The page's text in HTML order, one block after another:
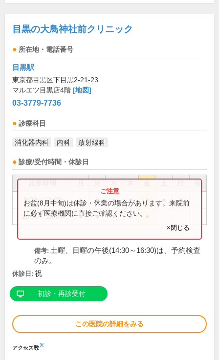
目黒の大鳥神社前クリニック
所在地・電話番号
目黒駅
東京都目黒区下目黒2-21-23
マルエツ目黒店4階 [地図]
03-3779-7736
診療科目
消化器内科 内科 放射線科
診療/受付時間・休診日
祝
9:00～13:00 ● ● ● ● ● ●
15:00～20:00 ● ● ● ●
お盆(8月中旬)は休診・休業の場合があります。来院前
に必ず医療機関に直接ご確認ください。
×閉じる
備考: 土曜、日曜の午後(14:30～16:30)は、予約検査
のみ。
休診日: 祝
初診・再診受付
この医院の詳細をみる
アクセス数※